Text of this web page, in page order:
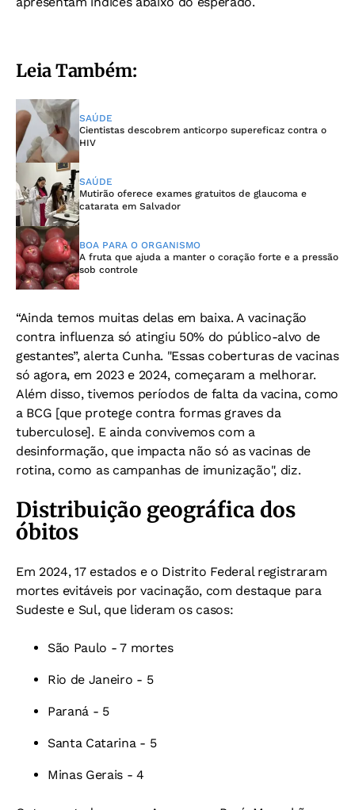
Leia Também:
SAÚDE
Cientistas descobrem anticorpo supereficaz contra o
HIV
SAÚDE
Mutirão oferece exames gratuitos de glaucoma e
catarata em Salvador
BOA PARA O ORGANISMO
A fruta que ajuda a manter o coração forte e a pressão
sob controle
“Ainda temos muitas delas em baixa. A vacinação
contra influenza só atingiu 50% do público-alvo de
gestantes”, alerta Cunha. "Essas coberturas de vacinas
só agora, em 2023 e 2024, começaram a melhorar.
Além disso, tivemos períodos de falta da vacina, como
a BCG [que protege contra formas graves da
tuberculose]. E ainda convivemos com a
desinformação, que impacta não só as vacinas de
rotina, como as campanhas de imunização", diz.
Distribuição geográfica dos
óbitos
Em 2024, 17 estados e o Distrito Federal registraram
mortes evitáveis por vacinação, com destaque para
Sudeste e Sul, que lideram os casos:
São Paulo - 7 mortes
Rio de Janeiro - 5
Paraná - 5
Santa Catarina - 5
Minas Gerais - 4